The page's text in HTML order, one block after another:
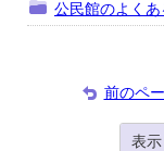
公民館のよくあ
前のペ
表示